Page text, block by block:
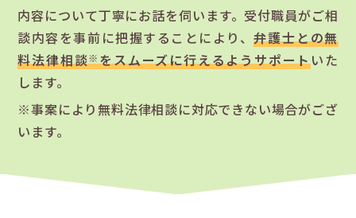
内容について丁寧にお話を伺います。受付職員がご相
談内容を事前に把握することにより、弁護士との無
料法律相談※をスムーズに行えるようサポートいた
します。
※事案により無料法律相談に対応できない場合がござ
います。